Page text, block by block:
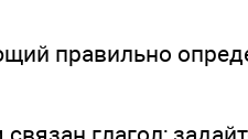
правильно